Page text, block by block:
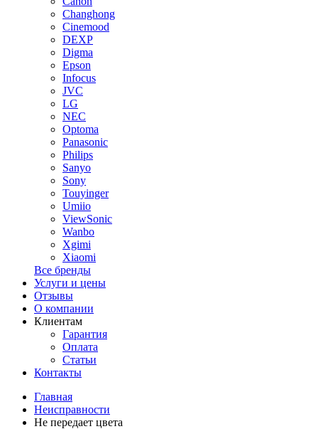
Changhong
Cinemood
DEXP
Digma
Epson
Infocus
JVC
LG
NEC
Optoma
Panasonic
Philips
Sanyo
Sony
Touyinger
Umiio
ViewSonic
Wanbo
Xgimi
Xiaomi
Все бренды
Услуги и цены
Отзывы
О компании
Клиентам
Гарантия
Оплата
Статьи
Контакты
Главная
Неисправности
Не передает цвета